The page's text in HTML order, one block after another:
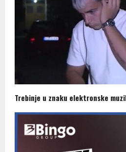
Trebinje u znaku elektronske